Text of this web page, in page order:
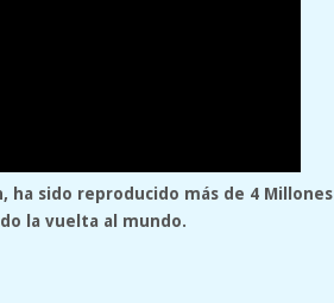
ha sido reproducido más de 4 Millones
la vuelta al mundo.